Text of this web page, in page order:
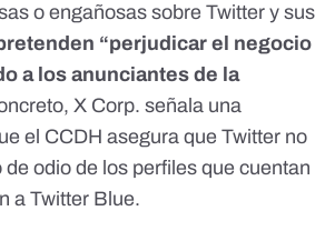
o engañosas sobre Twitter y sus
“perjudicar el negocio
a los anunciantes de la
X Corp. señala una
el CCDH asegura que Twitter no
odio de los perfiles que cuentan
a Twitter Blue.